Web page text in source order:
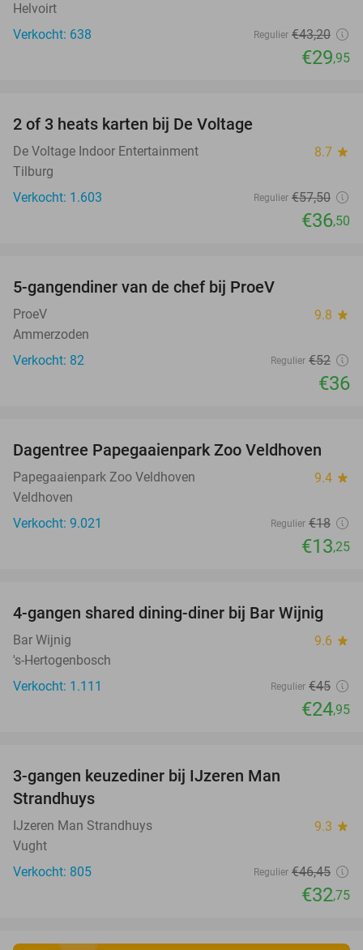
Helvoirt
Verkocht: 638
Regulier €43,20
€29,95
2 of 3 heats karten bij De Voltage
De Voltage Indoor Entertainment 8.7 star
Tilburg
Verkocht: 1.603
Regulier €57,50
€36,50
5-gangendiner van de chef bij ProeV
ProeV 9.8 star
Ammerzoden
Verkocht: 82
Regulier €52
€36
26%
Dagentree Papegaaienpark Zoo Veldhoven
Papegaaienpark Zoo Veldhoven 9.4 star
Veldhoven
Verkocht: 9.021
Regulier €18
€13,25
45%
4-gangen shared dining-diner bij Bar Wijnig
Bar Wijnig 9.6 star
's-Hertogenbosch
Verkocht: 1.111
Regulier €45
€24,95
3-gangen keuzediner bij IJzeren Man
Strandhuys
IJzeren Man Strandhuys 9.3 star
Vught
Verkocht: 805
Regulier €46,45
€32,75